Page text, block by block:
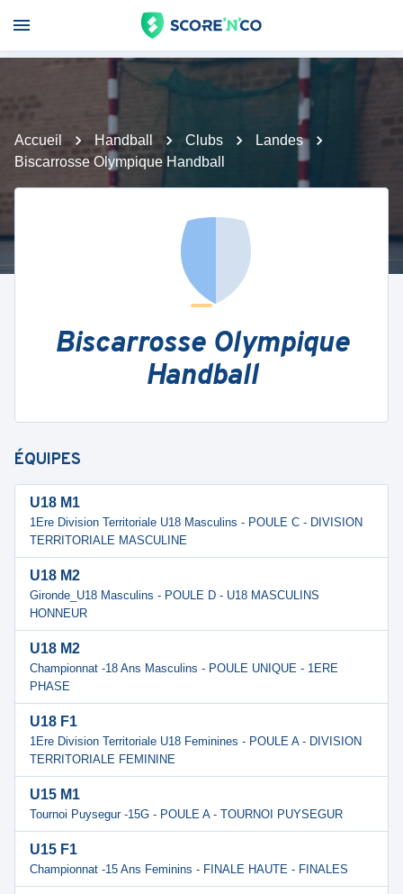
Accueil Handball Clubs
Landes
Biscarrosse Olympique Handball
Biscarrosse Olympique
Handball
ÉQUIPES
U18 M1
1Ere Division Territoriale U18 Masculins - POULE C - DIVISION
TERRITORIALE MASCULINE
U18 M2
Gironde_U18 Masculins - POULE D - U18 MASCULINS
HONNEUR
U18 M2
Championnat -18 Ans Masculins - POULE UNIQUE - 1ERE
PHASE
U18 F1
1Ere Division Territoriale U18 Feminines - POULE A - DIVISION
TERRITORIALE FEMININE
U15 M1
Tournoi Puysegur -15G - POULE A - TOURNOI PUYSEGUR
U15 F1
Championnat -15 Ans Feminins - FINALE HAUTE - FINALES